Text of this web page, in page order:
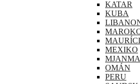
KATAR
KUBA
MEXIKO
OMÁN
PERU